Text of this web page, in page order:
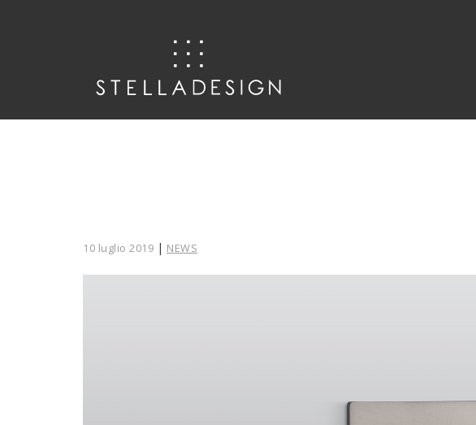
10 luglio 2019 | NEWS